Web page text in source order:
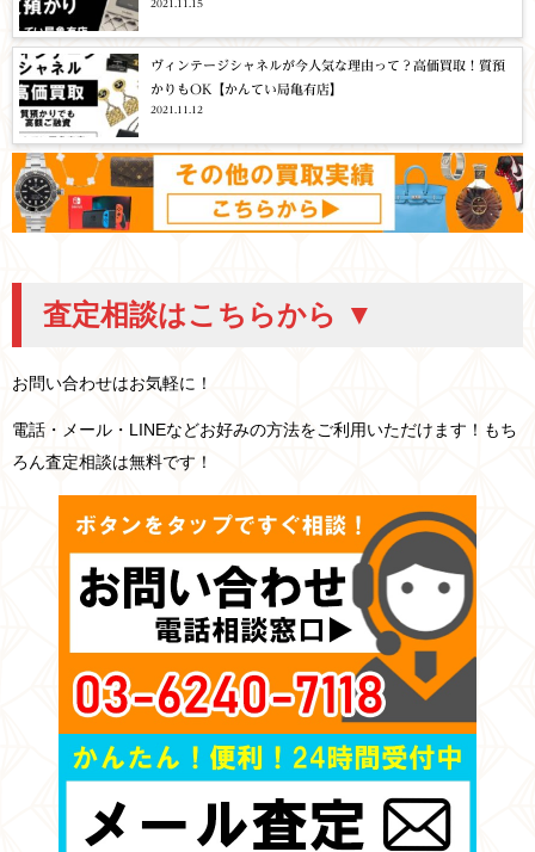
店】
2021.11.15
ヴィンテージシャネルが今人気な理由って？高価買取！質預
かりもOK【かんてい局亀有店】
2021.11.12
査定相談はこちらから ▼
お問い合わせはお気軽に！
電話・メール・LINEなどお好みの方法をご利用いただけます！もち
ろん査定相談は無料です！